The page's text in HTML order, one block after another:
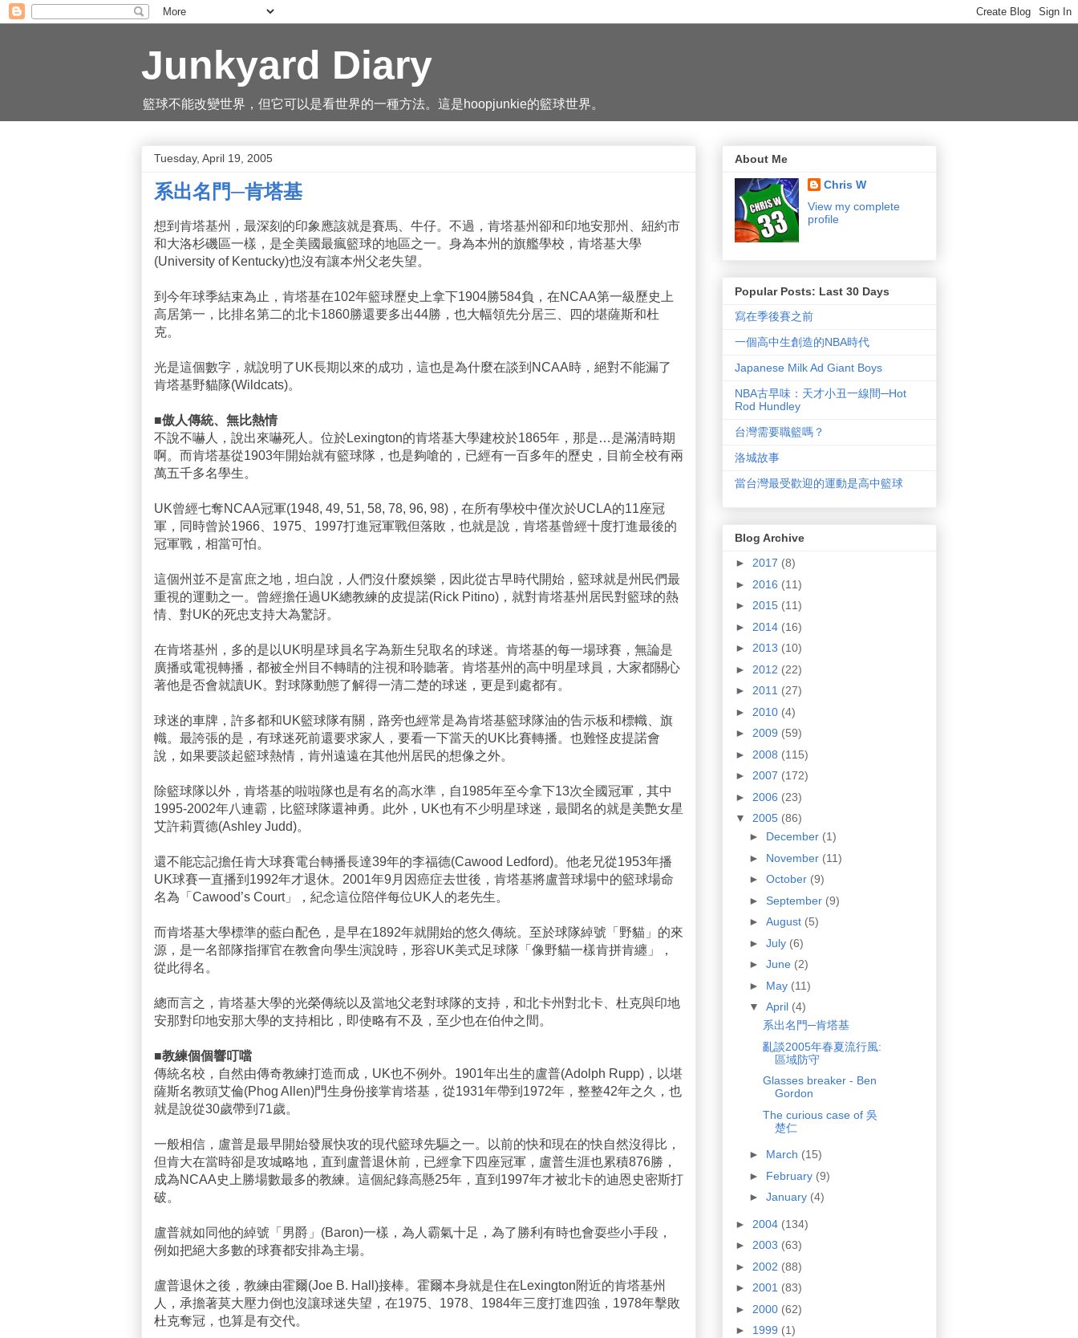
Junkyard Diary
籃球不能改變世界，但它可以是看世界的一種方法。這是hoopjunkie的籃球世界。
Tuesday, April 19, 2005
系出名門─肯塔基
想到肯塔基州，最深刻的印象應該就是賽馬、牛仔。不過，肯塔基州卻和印地安那州、紐約市
和大洛杉磯區一樣，是全美國最瘋籃球的地區之一。身為本州的旗艦學校，肯塔基大學
(University of Kentucky)也沒有讓本州父老失望。
到今年球季結束為止，肯塔基在102年籃球歷史上拿下1904勝584負，在NCAA第一級歷史上
高居第一，比排名第二的北卡1860勝還要多出44勝，也大幅領先分居三、四的堪薩斯和杜
克。
光是這個數字，就說明了UK長期以來的成功，這也是為什麼在談到NCAA時，絕對不能漏了
肯塔基野貓隊(Wildcats)。
■傲人傳統、無比熱情
不說不嚇人，說出來嚇死人。位於Lexington的肯塔基大學建校於1865年，那是…是滿清時期
啊。而肯塔基從1903年開始就有籃球隊，也是夠嗆的，已經有一百多年的歷史，目前全校有兩
萬五千多名學生。
UK曾經七奪NCAA冠軍(1948, 49, 51, 58, 78, 96, 98)，在所有學校中僅次於UCLA的11座冠
軍，同時曾於1966、1975、1997打進冠軍戰但落敗，也就是說，肯塔基曾經十度打進最後的
冠軍戰，相當可怕。
這個州並不是富庶之地，坦白說，人們沒什麼娛樂，因此從古早時代開始，籃球就是州民們最
重視的運動之一。曾經擔任過UK總教練的皮提諾(Rick Pitino)，就對肯塔基州居民對籃球的熱
情、對UK的死忠支持大為驚訝。
在肯塔基州，多的是以UK明星球員名字為新生兒取名的球迷。肯塔基的每一場球賽，無論是
廣播或電視轉播，都被全州目不轉睛的注視和聆聽著。肯塔基州的高中明星球員，大家都關心
著他是否會就讀UK。對球隊動態了解得一清二楚的球迷，更是到處都有。
球迷的車牌，許多都和UK籃球隊有關，路旁也經常是為肯塔基籃球隊油的告示板和標幟、旗
幟。最誇張的是，有球迷死前還要求家人，要看一下當天的UK比賽轉播。也難怪皮提諾會
說，如果要談起籃球熱情，肯州遠遠在其他州居民的想像之外。
除籃球隊以外，肯塔基的啦啦隊也是有名的高水準，自1985年至今拿下13次全國冠軍，其中
1995-2002年八連霸，比籃球隊還神勇。此外，UK也有不少明星球迷，最聞名的就是美艷女星
艾許莉賈德(Ashley Judd)。
還不能忘記擔任肯大球賽電台轉播長達39年的李福德(Cawood Ledford)。他老兄從1953年播
UK球賽一直播到1992年才退休。2001年9月因癌症去世後，肯塔基將盧普球場中的籃球場命
名為「Cawood’s Court」，紀念這位陪伴每位UK人的老先生。
而肯塔基大學標準的藍白配色，是早在1892年就開始的悠久傳統。至於球隊綽號「野貓」的來
源，是一名部隊指揮官在教會向學生演說時，形容UK美式足球隊「像野貓一樣肯拼肯纏」，
從此得名。
總而言之，肯塔基大學的光榮傳統以及當地父老對球隊的支持，和北卡州對北卡、杜克與印地
安那對印地安那大學的支持相比，即使略有不及，至少也在伯仲之間。
■教練個個響叮噹
傳統名校，自然由傳奇教練打造而成，UK也不例外。1901年出生的盧普(Adolph Rupp)，以堪
薩斯名教頭艾倫(Phog Allen)門生身份接掌肯塔基，從1931年帶到1972年，整整42年之久，也
就是說從30歲帶到71歲。
一般相信，盧普是最早開始發展快攻的現代籃球先驅之一。以前的快和現在的快自然沒得比，
但肯大在當時卻是攻城略地，直到盧普退休前，已經拿下四座冠軍，盧普生涯也累積876勝，
成為NCAA史上勝場數最多的教練。這個紀錄高懸25年，直到1997年才被北卡的迪恩史密斯打
破。
盧普就如同他的綽號「男爵」(Baron)一樣，為人霸氣十足，為了勝利有時也會耍些小手段，
例如把絕大多數的球賽都安排為主場。
盧普退休之後，教練由霍爾(Joe B. Hall)接棒。霍爾本身就是住在Lexington附近的肯塔基州
人，承擔著莫大壓力倒也沒讓球迷失望，在1975、1978、1984年三度打進四強，1978年擊敗
杜克奪冠，也算是有交代。
About Me
Chris W
View my complete
profile
Popular Posts: Last 30 Days
寫在季後賽之前
一個高中生創造的NBA時代
Japanese Milk Ad Giant Boys
NBA古早味：天才小丑一線間─Hot
Rod Hundley
台灣需要職籃嗎？
洛城故事
當台灣最受歡迎的運動是高中籃球
Blog Archive
► 2017 (8)
► 2016 (11)
► 2015 (11)
► 2014 (16)
► 2013 (10)
► 2012 (22)
► 2011 (27)
► 2010 (4)
► 2009 (59)
► 2008 (115)
► 2007 (172)
► 2006 (23)
▼ 2005 (86)
► December (1)
► November (11)
► October (9)
► September (9)
► August (5)
► July (6)
► June (2)
► May (11)
▼ April (4)
系出名門─肯塔基
亂談2005年春夏流行風:
區域防守
Glasses breaker - Ben
Gordon
The curious case of 吳
楚仁
► March (15)
► February (9)
► January (4)
► 2004 (134)
► 2003 (63)
► 2002 (88)
► 2001 (83)
► 2000 (62)
► 1999 (1)